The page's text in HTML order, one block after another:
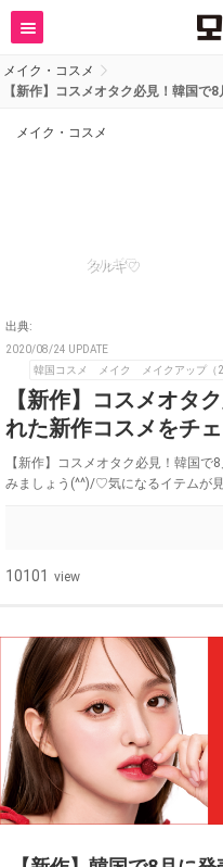
メイク・コスメ
【新作】コスメオタク必見！韓国
メイク・コスメ
タルギ♡
出典:
2020/08/24 UPDATE
韓国コスメ メイク メイクアップ（
【新作】コスメオタ
れた新作コスメをチ
【新作】コスメオタク必見！韓国
みましょう(^^)/♡気になるイテムが
10101 view